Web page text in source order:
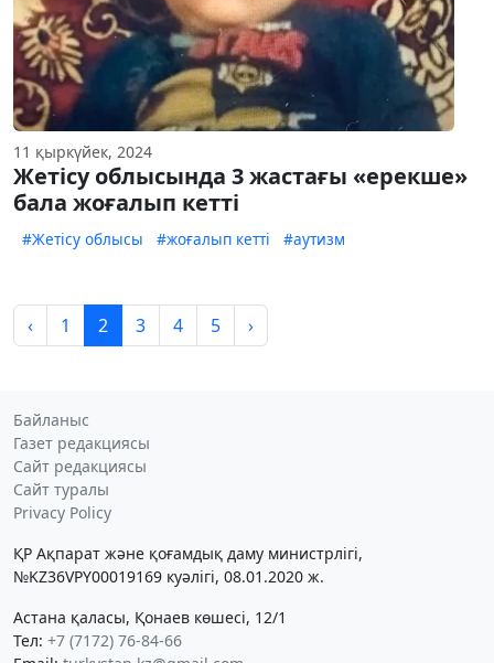
11 қыркүйек, 2024
Жетісу облысында 3 жастағы «ерекше»
бала жоғалып кетті
#Жетісу облысы #жоғалып кетті #аутизм
‹ 1 2 3 4 5 ›
Байланыс
Газет редакциясы
Сайт редакциясы
Сайт туралы
Privacy Policy
ҚР Ақпарат және қоғамдық даму министрлігі,
№KZ36VPY00019169 куәлігі, 08.01.2020 ж.
Астана қаласы, Қонаев көшесі, 12/1
Тел: +7 (7172) 76-84-66